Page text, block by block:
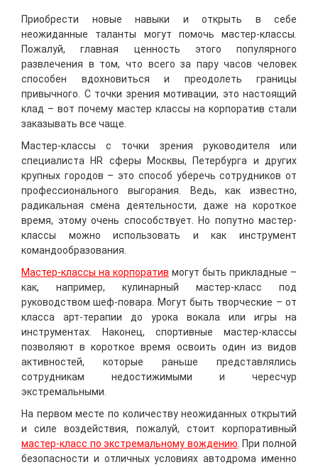
Приобрести новые навыки и открыть в себе
неожиданные таланты могут помочь мастер-классы.
Пожалуй, главная ценность этого популярного
развлечения в том, что всего за пару часов человек
способен вдохновиться и преодолеть границы
привычного. С точки зрения мотивации, это настоящий
клад – вот почему мастер классы на корпоратив стали
заказывать все чаще.
Мастер-классы с точки зрения руководителя или
специалиста HR сферы Москвы, Петербурга и других
крупных городов – это способ уберечь сотрудников от
профессионального выгорания. Ведь, как известно,
радикальная смена деятельности, даже на короткое
время, этому очень способствует. Но попутно мастер-
классы можно использовать и как инструмент
командообразования.
Мастер-классы на корпоратив могут быть прикладные –
как, например, кулинарный мастер-класс под
руководством шеф-повара. Могут быть творческие – от
класса арт-терапии до урока вокала или игры на
инструментах. Наконец, спортивные мастер-классы
позволяют в короткое время освоить один из видов
активностей, которые раньше представлялись
сотрудникам недостижимыми и чересчур
экстремальными.
На первом месте по количеству неожиданных открытий
и силе воздействия, пожалуй, стоит корпоративный
мастер-класс по экстремальному вождению. При полной
безопасности и отличных условиях автодрома именно